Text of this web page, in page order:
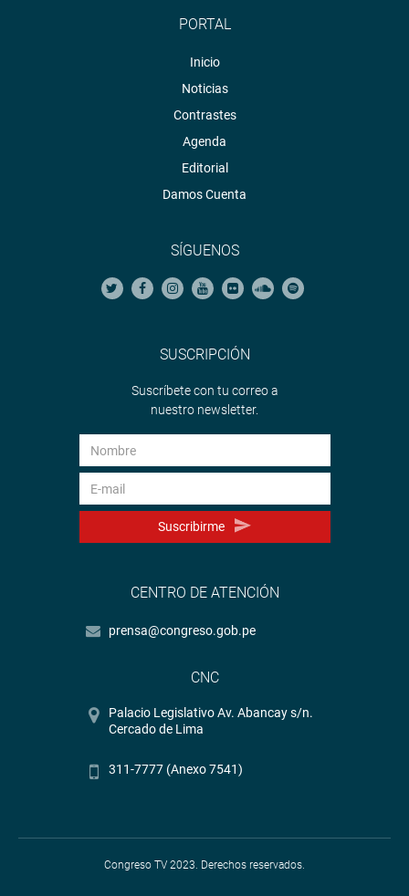
PORTAL
Inicio
Noticias
Contrastes
Agenda
Editorial
Damos Cuenta
SÍGUENOS
SUSCRIPCIÓN
Suscríbete con tu correo a
nuestro newsletter.
Suscribirme
CENTRO DE ATENCIÓN
prensa@congreso.gob.pe
CNC
Palacio Legislativo Av. Abancay s/n.
Cercado de Lima
311-7777 (Anexo 7541)
Congreso TV 2023. Derechos reservados.